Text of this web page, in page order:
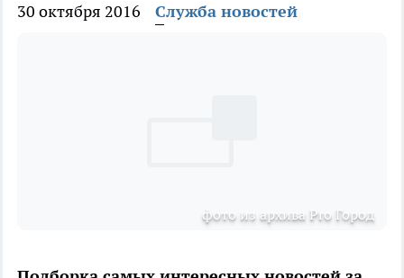
30 октября 2016 Служба новостей
фото из архива Pro Город